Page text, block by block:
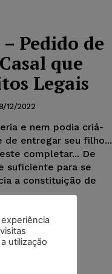
Pedido de
que
Legais
12/2022
e nem podia criá-
de entregar seu filho...
completar... De
suficiente para se
a constituição de
utilização